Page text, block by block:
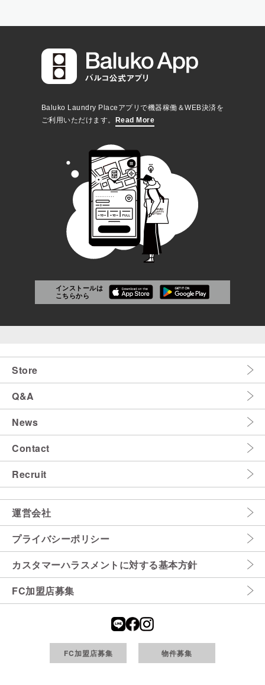
Baluko Laundry Placeアプリで機器稼働＆WEB決済を
ご利用いただけます。 Read More
インストールは
こちらから
Store
Q&A
News
Contact
Recruit
運営会社
プライバシーポリシー
カスタマーハラスメントに対する基本方針
FC加盟店募集
FC加盟店募集 物件募集